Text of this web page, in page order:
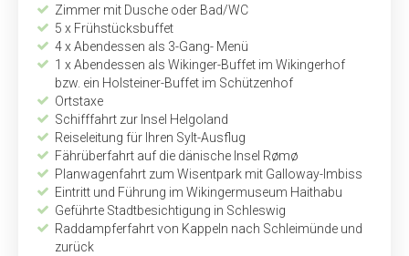
Zimmer mit Dusche oder Bad/WC
5 x Frühstücksbuffet
4 x Abendessen als 3-Gang- Menü
1 x Abendessen als Wikinger-Buffet im Wikingerhof
bzw. ein Holsteiner-Buffet im Schützenhof
Ortstaxe
Schifffahrt zur Insel Helgoland
Reiseleitung für Ihren Sylt-Ausflug
Fährüberfahrt auf die dänische Insel Rømø
Planwagenfahrt zum Wisentpark mit Galloway-Imbiss
Eintritt und Führung im Wikingermuseum Haithabu
Geführte Stadtbesichtigung in Schleswig
Raddampferfahrt von Kappeln nach Schleimünde und
zurück